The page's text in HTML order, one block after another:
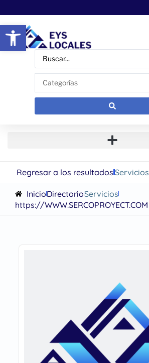
Abrir barra de herramientas
Regresar a los resultadosServicios
InicioDirectorioServicios
https://WWW.SERCOPROYECT.COM